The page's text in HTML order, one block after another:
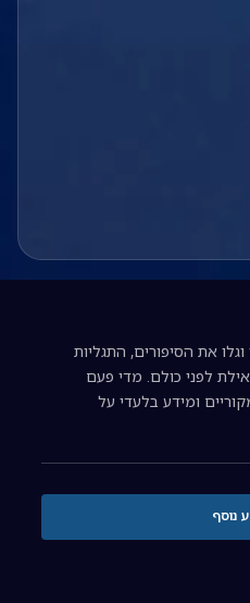
את הסיפורים, התגליות
לפני כולם. מדי פעם
ומידע בלעדי על
נוסף